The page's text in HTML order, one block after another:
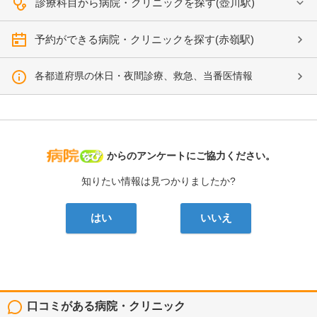
診療科目から病院・クリニックを探す(壺川駅)
予約ができる病院・クリニックを探す(赤嶺駅)
各都道府県の休日・夜間診療、救急、当番医情報
病院なび
からのアンケートにご協力ください。
知りたい情報は見つかりましたか?
はい いいえ
口コミがある病院・クリニック